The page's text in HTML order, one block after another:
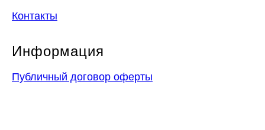
Контакты
Информация
Публичный договор оферты